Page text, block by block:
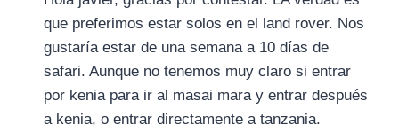
que preferimos estar solos en el land rover. Nos
gustaría estar de una semana a 10 días de
safari. Aunque no tenemos muy claro si entrar
por kenia para ir al masai mara y entrar después
a kenia, o entrar directamente a tanzania.